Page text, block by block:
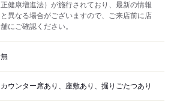
正健康増進法）が施行されており、最新の情報
と異なる場合がございますので、ご来店前に店
舗にご確認ください。
無
カウンター席あり、座敷あり、掘りごたつあり